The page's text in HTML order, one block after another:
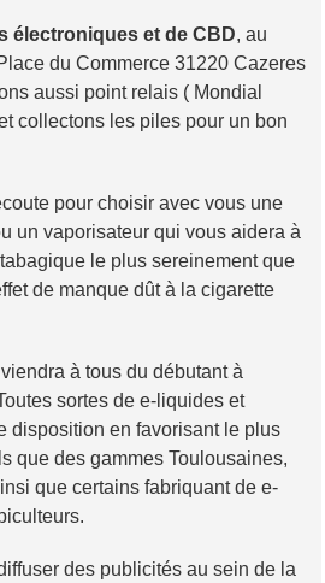
électroniques et de CBD, au
du Commerce 31220 Cazeres
aussi point relais ( Mondial
collectons les piles pour un bon
pour choisir avec vous une
un vaporisateur qui vous aidera à
le plus sereinement que
de manque dût à la cigarette
à tous du débutant à
sortes de e-liquides et
disposition en favorisant le plus
que des gammes Toulousaines,
que certains fabriquant de e-
des publicités au sein de la